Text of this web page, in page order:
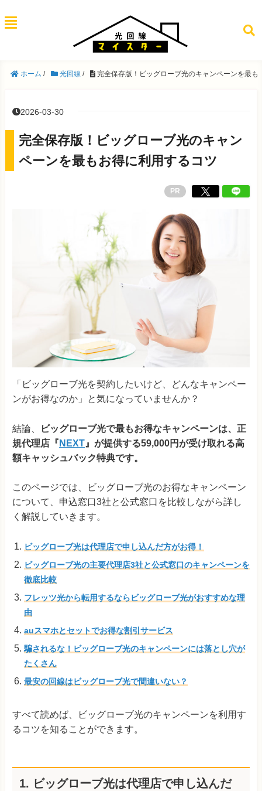
ホーム / 光回線 / 完全保存版！ビッグローブ光のキャンペーンを最も
2026-03-30
完全保存版！ビッグローブ光のキャン
ペーンを最もお得に利用するコツ
PR
「ビッグローブ光を契約したいけど、どんなキャンペー
ンがお得なのか」と気になっていませんか？
結論、
ビッグローブ光で最もお得なキャンペーンは、正
規代理店『 NEXT 』が提供する59,000円が受け取れる高
額キャッシュバック特典です。
このページでは、ビッグローブ光のお得なキャンペーン
について、申込窓口3社と公式窓口を比較しながら詳し
く解説していきます。
ビッグローブ光は代理店で申し込んだ方がお得！
ビッグローブ光の主要代理店3社と公式窓口のキャンペーンを
徹底比較
フレッツ光から転用するならビッグローブ光がおすすめな理
由
auスマホとセットでお得な割引サービス
騙されるな！ビッグローブ光のキャンペーンには落とし穴が
たくさん
最安の回線はビッグローブ光で間違いない？
すべて読めば、ビッグローブ光のキャンペーンを利用す
るコツを知ることができます。
1. ビッグローブ光は代理店で申し込んだ